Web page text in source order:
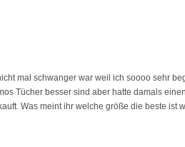
mal schwanger war weil ich soooo sehr
Tücher besser sind aber hatte damals einen
Was meint ihr welche größe die beste ist